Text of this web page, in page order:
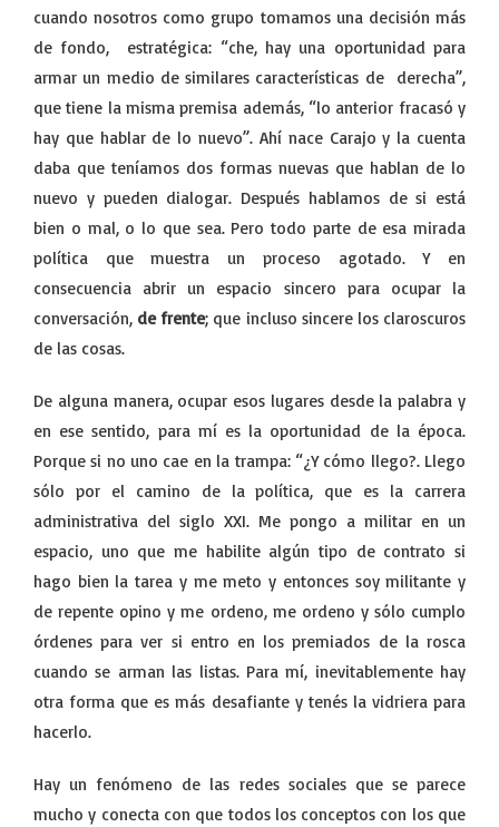
cuando nosotros como grupo tomamos una decisión más
de fondo, estratégica: “che, hay una oportunidad para
armar un medio de similares características de derecha”,
que tiene la misma premisa además, “lo anterior fracasó y
hay que hablar de lo nuevo”. Ahí nace Carajo y la cuenta
daba que teníamos dos formas nuevas que hablan de lo
nuevo y pueden dialogar. Después hablamos de si está
bien o mal, o lo que sea. Pero todo parte de esa mirada
política que muestra un proceso agotado. Y en
consecuencia abrir un espacio sincero para ocupar la
conversación, de frente; que incluso sincere los claroscuros
de las cosas.
De alguna manera, ocupar esos lugares desde la palabra y
en ese sentido, para mí es la oportunidad de la época.
Porque si no uno cae en la trampa: “¿Y cómo llego?. Llego
sólo por el camino de la política, que es la carrera
administrativa del siglo XXI. Me pongo a militar en un
espacio, uno que me habilite algún tipo de contrato si
hago bien la tarea y me meto y entonces soy militante y
de repente opino y me ordeno, me ordeno y sólo cumplo
órdenes para ver si entro en los premiados de la rosca
cuando se arman las listas. Para mí, inevitablemente hay
otra forma que es más desafiante y tenés la vidriera para
hacerlo.
Hay un fenómeno de las redes sociales que se parece
mucho y conecta con que todos los conceptos con los que